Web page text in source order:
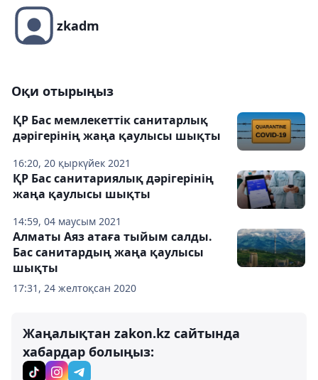
zkadm
Оқи отырыңыз
16:20, 20 қыркүйек 2021
ҚР Бас мемлекеттік санитарлық
дәрігерінің жаңа қаулысы шықты
14:59, 04 маусым 2021
ҚР Бас санитариялық дәрігерінің
жаңа қаулысы шықты
17:31, 24 желтоқсан 2020
Алматы Аяз атаға тыйым салды.
Бас санитардың жаңа қаулысы
шықты
Жаңалықтан zakon.kz сайтында
хабардар болыңыз: